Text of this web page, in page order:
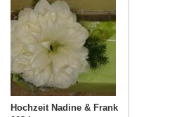
Hochzeit Nadine & Frank